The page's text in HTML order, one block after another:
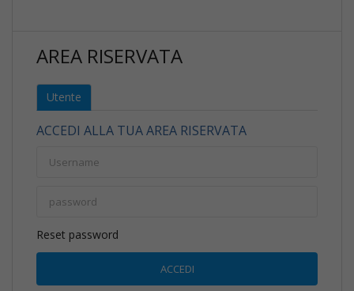
AREA RISERVATA
Utente
ACCEDI ALLA TUA AREA RISERVATA
Reset password